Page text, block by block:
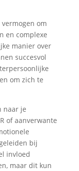
om
en complexe
manier over
succesvol
om zich te
naar je
of aanverwante
bij
invloed
maar dit kun